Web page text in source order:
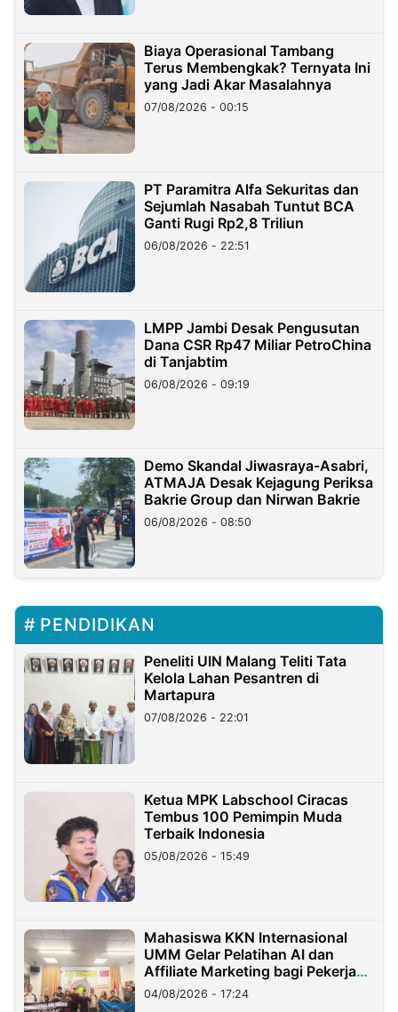
Biaya Operasional Tambang
Terus Membengkak? Ternyata Ini
yang Jadi Akar Masalahnya
07/08/2026 - 00:15
PT Paramitra Alfa Sekuritas dan
Sejumlah Nasabah Tuntut BCA
Ganti Rugi Rp2,8 Triliun
06/08/2026 - 22:51
LMPP Jambi Desak Pengusutan
Dana CSR Rp47 Miliar PetroChina
di Tanjabtim
06/08/2026 - 09:19
Demo Skandal Jiwasraya-Asabri,
ATMAJA Desak Kejagung Periksa
Bakrie Group dan Nirwan Bakrie
06/08/2026 - 08:50
PENDIDIKAN
Peneliti UIN Malang Teliti Tata
Kelola Lahan Pesantren di
Martapura
07/08/2026 - 22:01
Ketua MPK Labschool Ciracas
Tembus 100 Pemimpin Muda
Terbaik Indonesia
05/08/2026 - 15:49
Mahasiswa KKN Internasional
UMM Gelar Pelatihan AI dan
Affiliate Marketing bagi Pekerja
Migran Indonesia di Taiwan
04/08/2026 - 17:24